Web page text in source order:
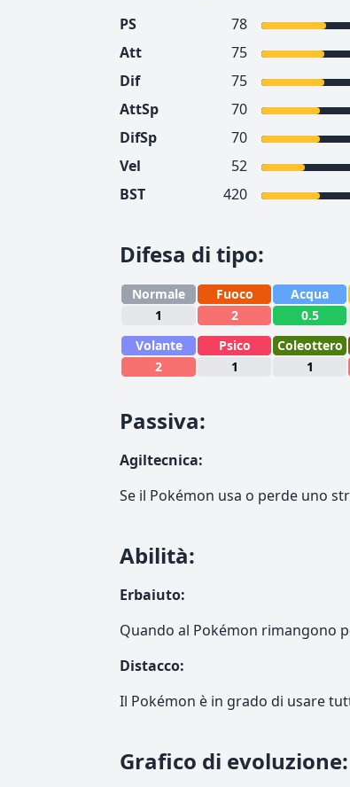
PS
78
Att
75
Dif
75
AttSp
70
DifSp
70
Vel
52
BST
420
Difesa di tipo:
Normale Fuoco Acqua
1
2 0.5
Volante
Psico Coleottero
2
1 1
Passiva:
Agiltecnica:
Se il Pokémon usa o perde uno
Abilità:
Erbaiuto:
Quando al Pokémon rimangono
Distacco:
Il Pokémon è in grado di usare
Grafico di evoluzione: